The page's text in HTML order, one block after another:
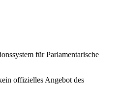
für Parlamentarische
offizielles Angebot des